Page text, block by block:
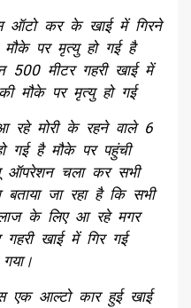
ऑटो कर के खाई में गिरने
पर मृत्यु हो गई है
मीटर गहरी खाई में
मौके पर मृत्यु हो गई
रहे मोरी के रहने वाले 6
गई है मौके पर पहुंची
ऑपरेशन चला कर सभी
जा रहा है कि सभी
के लिए आ रहे मगर
खाई में गिर गई
एक आल्टो कार हुई खाई